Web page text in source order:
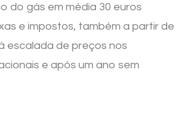
do gás em média 30 euros
e impostos, também a partir de
escalada de preços nos
e após um ano sem